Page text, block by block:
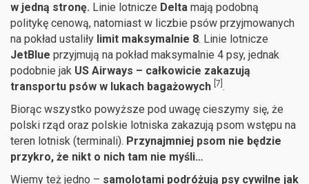
w jedną stronę. Linie lotnicze Delta mają podobną
politykę cenową, natomiast w liczbie psów przyjmowanych
na pokład ustaliły limit maksymalnie 8. Linie lotnicze
JetBlue przyjmują na pokład maksymalnie 4 psy, jednak
podobnie jak US Airways – całkowicie zakazują
transportu psów w lukach bagażowych [7] .
Biorąc wszystko powyższe pod uwagę cieszymy się, że
polski rząd oraz polskie lotniska zakazują psom wstępu na
teren lotnisk (terminali). Przynajmniej psom nie będzie
przykro, że nikt o nich tam nie myśli…
Wiemy też jedno – samolotami podróżują psy cywilne jak